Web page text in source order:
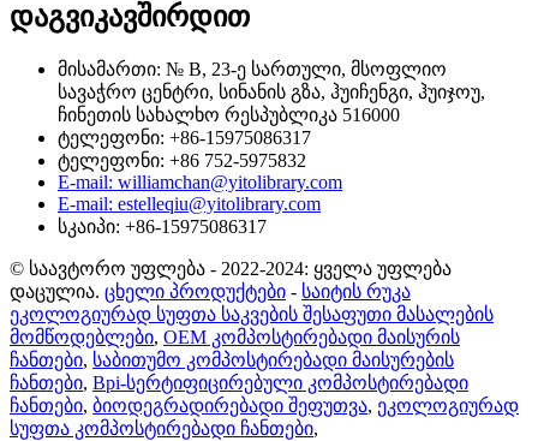
დაგვიკავშირდით
მისამართი: № B, 23-ე სართული, მსოფლიო
სავაჭრო ცენტრი, სინანის გზა, ჰუიჩენგი, ჰუიჯოუ,
ჩინეთის სახალხო რესპუბლიკა 516000
ტელეფონი: +86-15975086317
ტელეფონი: +86 752-5975832
E-mail: williamchan@yitolibrary.com
E-mail: estelleqiu@yitolibrary.com
სკაიპი: +86-15975086317
© საავტორო უფლება - 2022-2024: ყველა უფლება
დაცულია. ცხელი პროდუქტები - საიტის რუკა
ეკოლოგიურად სუფთა საკვების შესაფუთი მასალების
მომწოდებლები, OEM კომპოსტირებადი მაისურის
ჩანთები, საბითუმო კომპოსტირებადი მაისურების
ჩანთები, Bpi-სერტიფიცირებული კომპოსტირებადი
ჩანთები, ბიოდეგრადირებადი შეფუთვა, ეკოლოგიურად
სუფთა კომპოსტირებადი ჩანთები,